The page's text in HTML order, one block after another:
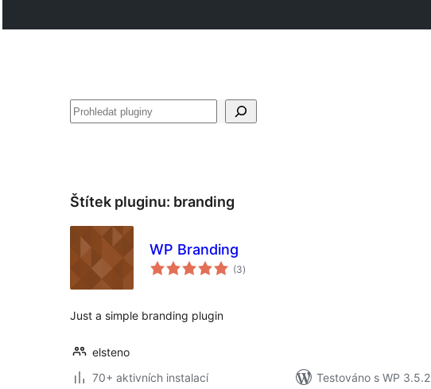
Hledat
Štítek pluginu: branding
WP Branding
(3celkové
hodnocení
)
Just a simple branding plugin
elsteno
70+ aktivních instalací
Testováno s WP 3.5.2